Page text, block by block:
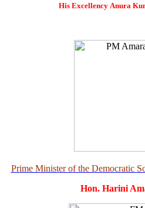
His Excellency Anura
Prime Minister of the Democratic
Hon. Harini